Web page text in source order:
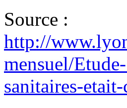
Source :
http://
mensuel/
sanitaires-